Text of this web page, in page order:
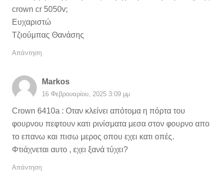
crown cr 5050v;
Ευχαριστώ
Τζιούμπας Θανάσης
Απάντηση
Markos
16 Φεβρουαρίου, 2025 3:09 μμ
Crown 6410a : Οταν κλείνει απότομα η πόρτα του
φουρνου πεφτουν κατι ρινίσματα μεσα στον φουρνο απο
το επανω και πισω μερος οπου εχει κατι οπές.
Φτιάχνεται αυτο , εχει ξανά τύχει?
Απάντηση